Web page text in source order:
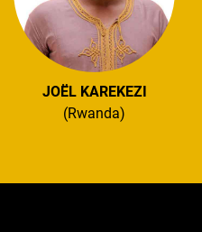
JOËL KAREKEZI
(Rwanda)